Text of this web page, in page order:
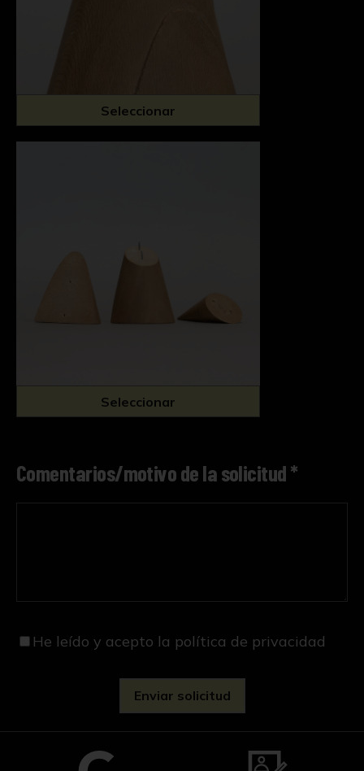
Seleccionar
Seleccionar
Comentarios/motivo de la solicitud *
He leído y acepto la política de privacidad